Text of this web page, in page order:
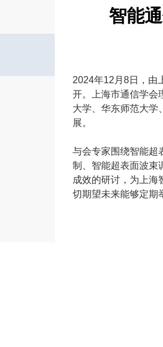
智能
2024年12月8日，由
开。上海市通信学会
大学、华东师范大学
展。
与会专家围绕智能超
制、智能超表面波束
成效的研讨，为上海
切期望未来能够定期